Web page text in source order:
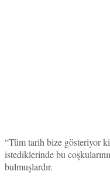
“Tüm tarih bize gösteriyor
istediklerinde bu
bulmuşlardır.